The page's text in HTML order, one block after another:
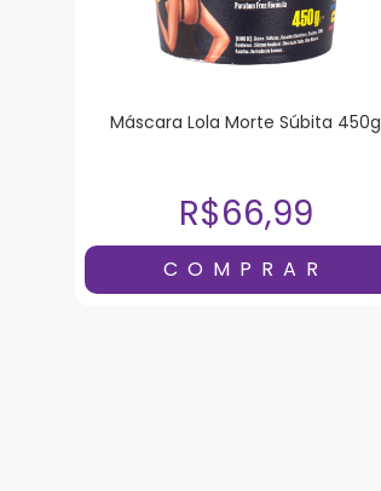
Máscara Lola Morte Súbita 450g
R$66,99